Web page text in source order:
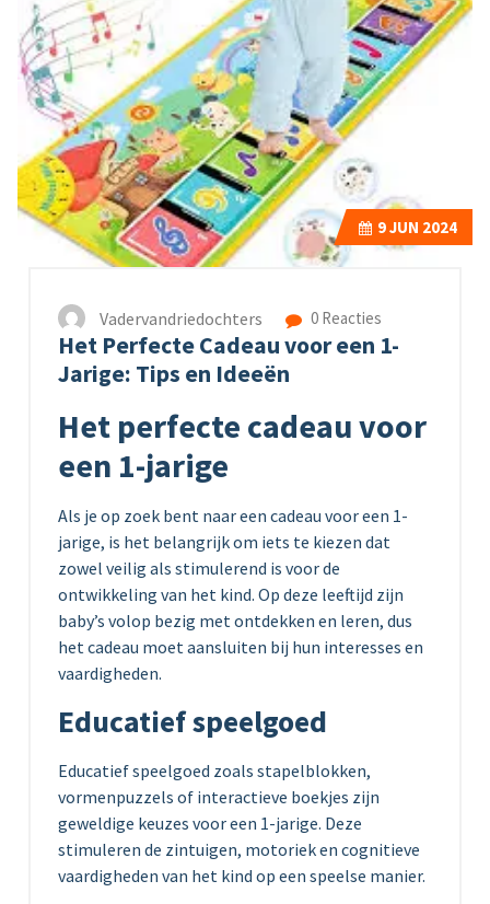
9JUN 2024
Vadervandriedochters 0 Reacties
Het Perfecte Cadeau voor een 1-
Jarige: Tips en Ideeën
Het perfecte cadeau voor
een 1-jarige
Als je op zoek bent naar een cadeau voor een 1-
jarige, is het belangrijk om iets te kiezen dat
zowel veilig als stimulerend is voor de
ontwikkeling van het kind. Op deze leeftijd zijn
baby’s volop bezig met ontdekken en leren, dus
het cadeau moet aansluiten bij hun interesses en
vaardigheden.
Educatief speelgoed
Educatief speelgoed zoals stapelblokken,
vormenpuzzels of interactieve boekjes zijn
geweldige keuzes voor een 1-jarige. Deze
stimuleren de zintuigen, motoriek en cognitieve
vaardigheden van het kind op een speelse manier.